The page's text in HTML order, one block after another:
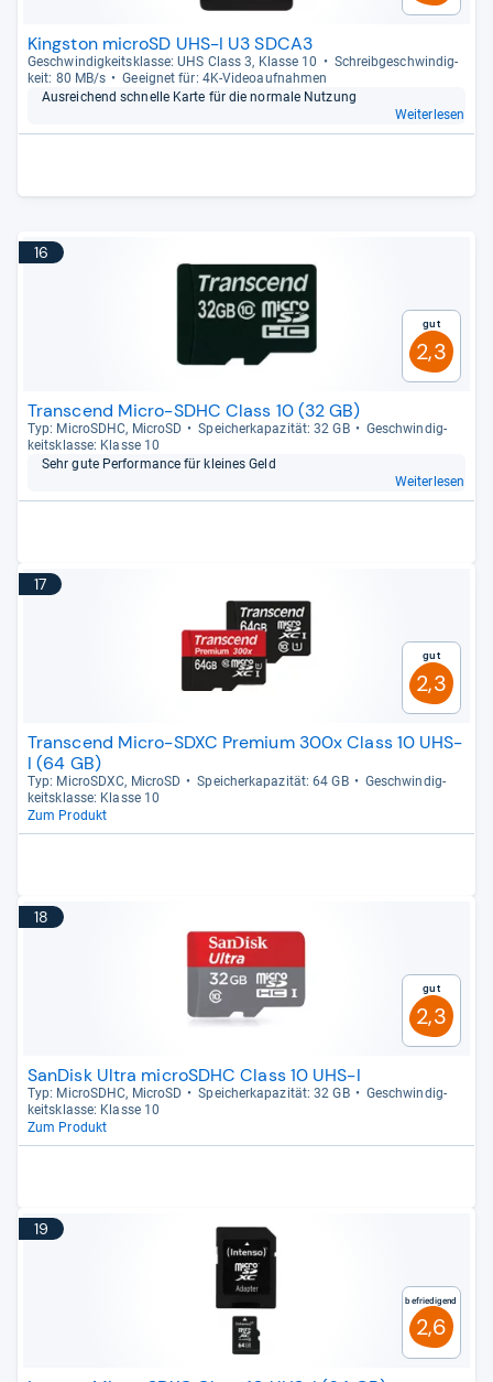
Kingston microSD UHS-I U3 SDCA3
Geschwin­dig­keits­klasse: UHS Class 3, Klasse 10
Schreib­ge­schwin­dig­
keit: 80 MB/s
Geeig­net für: 4K-​Video­auf­nah­men
Aus­rei­chend schnelle Karte für die nor­male Nut­zung
Weiterlesen
16
Gut
2,3
Transcend Micro-SDHC Class 10 (32 GB)
Typ: MicroSDHC, MicroSD Spei­cher­ka­pa­zi­tät: 32 GB
Geschwin­dig­
keits­klasse: Klasse 10
Sehr gute Per­for­mance für klei­nes Geld
Weiterlesen
17
Gut
2,3
Transcend Micro-SDXC Premium 300x Class 10 UHS-
I (64 GB)
Typ: MicroS­DXC, MicroSD Spei­cher­ka­pa­zi­tät: 64 GB
Geschwin­dig­
keits­klasse: Klasse 10
Zum Produkt
18
Gut
2,3
SanDisk Ultra microSDHC Class 10 UHS-I
Typ: MicroSDHC, MicroSD Spei­cher­ka­pa­zi­tät: 32 GB
Geschwin­dig­
keits­klasse: Klasse 10
Zum Produkt
19
Befriedigend
2,6